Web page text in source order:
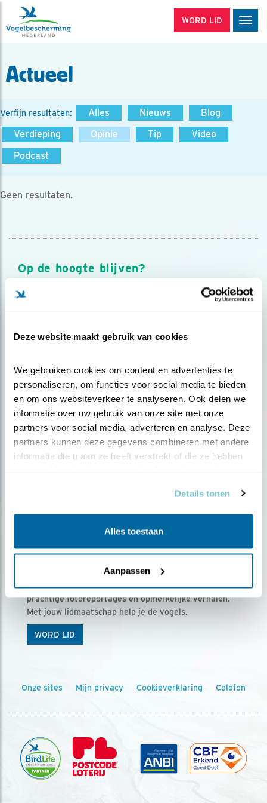
Deze website maakt gebruik van cookies
We gebruiken cookies om content en advertenties te
personaliseren, om functies voor social media te bieden
en om ons websiteverkeer te analyseren. Ook delen we
informatie over uw gebruik van onze site met onze
partners voor social media, adverteren en analyse. Deze
partners kunnen deze gegevens combineren met andere
informatie die u aan ze heeft verstrekt of die ze hebben
Details tonen
Alles toestaan
Aanpassen
WORD LID
Actueel
Verfijn resultaten: Alles Nieuws
Blog
Verdieping
Opinie Tip
Video
Podcast
Geen resultaten.
Op de hoogte blijven?
Meld je aan en ontvang nieuws, inspiratie, acties en tips
over vogels en activiteiten van Vogelbescherming.
Ontvang 5 x Vogels voor € 36,00 per jaar
Vogels is het tijdschrift voor onze leden, met
prachtige fotoreportages en opmerkelijke verhalen.
Met jouw lidmaatschap help je de vogels.
WORD LID
Onze sites Mijn privacy Cookieverklaring Colofon